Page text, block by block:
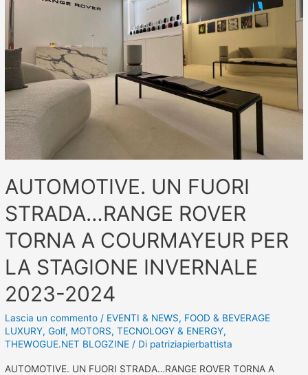
AUTOMOTIVE. UN FUORI
STRADA…RANGE ROVER
TORNA A COURMAYEUR PER
LA STAGIONE INVERNALE
2023-2024
Lascia un commento / EVENTI & NEWS, FOOD & BEVERAGE
LUXURY,Golf, MOTORS,TECNOLOGY & ENERGY,
THEWOGUE.NET BLOGZINE / Di patriziapierbattista
AUTOMOTIVE. UN FUORI STRADA…RANGE ROVER TORNA A